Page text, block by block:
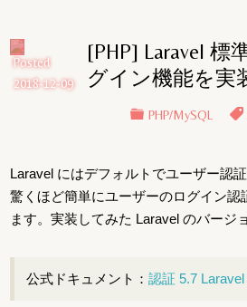
[PHP] Laravel 標
グイン機能を実
PHP/MySQL
Posted
2018-12-09
Laravel にはデフォルトでユーザー認
驚くほど簡単にユーザーのログイン認
ます。実装してみた Laravel のバージ
公式ドキュメント： 認証 5.7 Laravel